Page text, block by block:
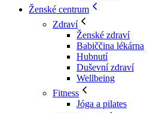
Ženské centrum
Zdraví
Ženské zdraví
Babiččina lékárna
Hubnutí
Duševní zdraví
Wellbeing
Fitness
Jóga a pilates